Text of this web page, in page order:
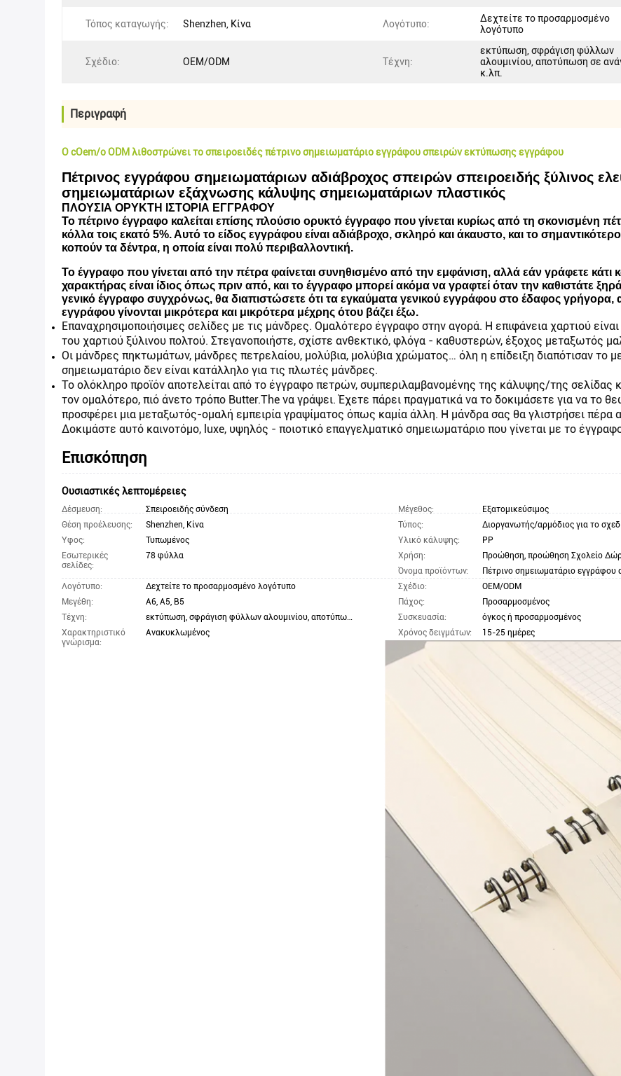
Τόπος καταγωγής: Shenzhen, Κίνα Λογότυπο:
Δεχτείτε το προσαρμοσμένο
λογότυπο
Σχέδιο: OEM/ODM Τέχνη:
εκτύπωση, σφράγιση φύλλων
αλουμινίου, αποτύπωση σε
κ.λπ.
Περιγραφή
Ο cOem/ο ODM λιθοστρώνει το σπειροειδές πέτρινο σημειωματάριο εγγράφου σπειρών εκτύπωσης εγγράφου
Πέτρινος εγγράφου σημειωματάριων αδιάβροχος σπειρών σπειροειδής ξύλινος
σημειωματάριων εξάχνωσης κάλυψης σημειωματάριων πλαστικός
ΠΛΟΥΣΙΑ ΟΡΥΚΤΗ ΙΣΤΟΡΙΑ ΕΓΓΡΑΦΟΥ
Το πέτρινο έγγραφο καλείται επίσης πλούσιο ορυκτό έγγραφο που γίνεται κυρίως από τη σκονισμένη
κόλλα τοις εκατό 5%. Αυτό το είδος εγγράφου είναι αδιάβροχο, σκληρό και άκαυστο, και το
κοπούν τα δέντρα, η οποία είναι πολύ περιβαλλοντική.
Το έγγραφο που γίνεται από την πέτρα φαίνεται συνηθισμένο από την εμφάνιση, αλλά εάν γράφετε κάτι
χαρακτήρας είναι ίδιος όπως πριν από, και το έγγραφο μπορεί ακόμα να γραφτεί όταν την καθιστάτε
γενικό έγγραφο συγχρόνως, θα διαπιστώσετε ότι τα εγκαύματα γενικού εγγράφου στο έδαφος γρήγορα,
εγγράφου γίνονται μικρότερα και μικρότερα μέχρης ότου βάζει έξω.
Επαναχρησιμοποιήσιμες σελίδες με τις μάνδρες. Ομαλότερο έγγραφο στην αγορά. Η επιφάνεια χαρτιού
του χαρτιού ξύλινου πολτού. Στεγανοποιήστε, σχίστε ανθεκτικό, φλόγα - καθυστερών, έξοχος μεταξωτός
Οι μάνδρες πηκτωμάτων, μάνδρες πετρελαίου, μολύβια, μολύβια χρώματος… όλη η επίδειξη διαπότισαν το
σημειωματάριο δεν είναι κατάλληλο για τις πλωτές μάνδρες.
Το ολόκληρο προϊόν αποτελείται από το έγγραφο πετρών, συμπεριλαμβανομένης της κάλυψης/της
τον ομαλότερο, πιό άνετο τρόπο Butter.The να γράψει. Έχετε πάρει πραγματικά να το δοκιμάσετε για να το
προσφέρει μια μεταξωτός-ομαλή εμπειρία γραψίματος όπως καμία άλλη. Η μάνδρα σας θα γλιστρήσει πέρα
Δοκιμάστε αυτό καινοτόμο, luxe, υψηλός - ποιοτικό επαγγελματικό σημειωματάριο που γίνεται με το
Επισκόπηση
Ουσιαστικές λεπτομέρειες
Δέσμευση: Σπειροειδής σύνδεση Μέγεθος:
Εξατομικεύσιμος
Θέση προέλευσης:
Shenzhen, Κίνα Τύπος:
Διοργανωτής/αρμόδιος για το
Ύφος:
Τυπωμένος Υλικό κάλυψης:
PP
Εσωτερικές
σελίδες:
78 φύλλα Χρήση:
Προώθηση, προώθηση Σχολείο
Όνομα προϊόντων:
Πέτρινο σημειωματάριο εγγράφου
Λογότυπο:
Δεχτείτε το προσαρμοσμένο λογότυπο Σχέδιο:
OEM/ODM
Μεγέθη:
A6, A5, B5 Πάχος:
Προσαρμοσμένος
Τέχνη:
εκτύπωση, σφράγιση φύλλων αλουμινίου, αποτύπωση σε ανάγλυφο, κ.λπ. Συσκευασία:
όγκος ή προσαρμοσμένος
Χαρακτηριστικό
γνώρισμα:
Ανακυκλωμένος Χρόνος δειγμάτων: 15-25 ημέρες